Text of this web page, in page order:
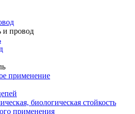
и провод
применение
биологическая стойкость
применения